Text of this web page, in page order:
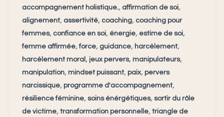
accompagnement holistique., affirmation de soi,
alignement, assertivité, coaching, coaching pour
femmes, confiance en soi, énergie, estime de soi,
femme affirmée,force, guidance, harcèlement,
harcèlement moral , jeux pervers, manipulateurs,
manipulation, mindset puissant, paix, pervers
narcissique, programme d'accompagnement,
résilience féminine, soins énérgétiques, sortir du rôle
de victime, transformation personnelle, triangle de